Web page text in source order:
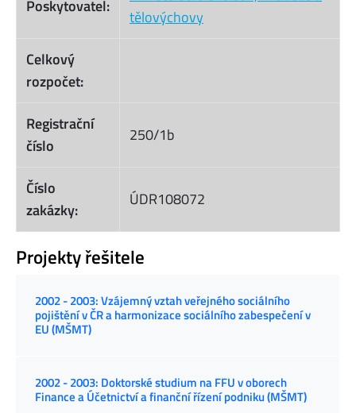
Poskytovatel:
tělovýchovy
Celkový
rozpočet:
Registrační
číslo
250/1b
Číslo
zakázky:
ÚDR108072
Projekty řešitele
2002 - 2003: Vzájemný vztah veřejného sociálního
pojištění v ČR a harmonizace sociálního zabespečení v
EU (MŠMT)
2002 - 2003: Doktorské studium na FFU v oborech
Finance a Účetnictví a finanční řízení podniku (MŠMT)